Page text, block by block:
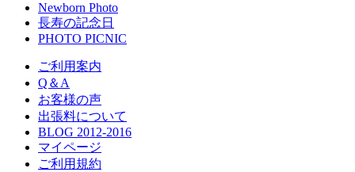
Newborn Photo
長寿の記念日
PHOTO PICNIC
ご利用案内
Q＆A
お客様の声
出張料について
BLOG 2012-2016
マイページ
ご利用規約